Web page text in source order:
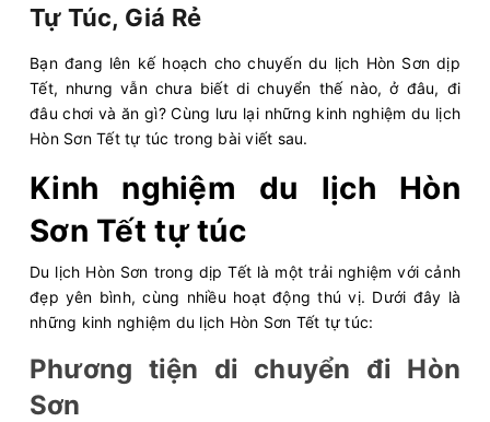
Tự Túc, Giá Rẻ
Bạn đang lên kế hoạch cho chuyến du lịch Hòn Sơn dịp
Tết, nhưng vẫn chưa biết di chuyển thế nào, ở đâu, đi
đâu chơi và ăn gì? Cùng lưu lại những kinh nghiệm du lịch
Hòn Sơn Tết tự túc trong bài viết sau.
Kinh nghiệm du lịch Hòn
Sơn Tết tự túc
Du lịch Hòn Sơn trong dịp Tết là một trải nghiệm với cảnh
đẹp yên bình, cùng nhiều hoạt động thú vị. Dưới đây là
những kinh nghiệm du lịch Hòn Sơn Tết tự túc:
Phương tiện di chuyển đi Hòn
Sơn